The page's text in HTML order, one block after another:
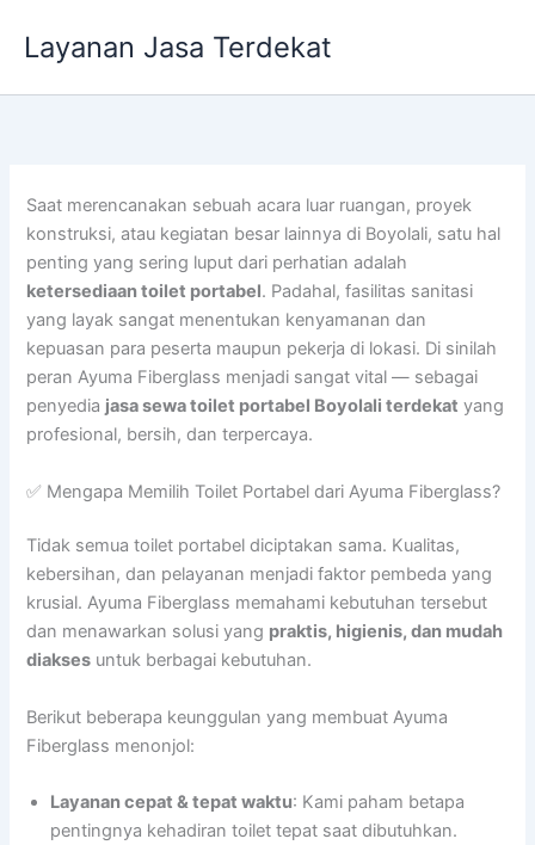
Layanan Jasa Terdekat
Saat merencanakan sebuah acara luar ruangan, proyek
konstruksi, atau kegiatan besar lainnya di Boyolali, satu hal
penting yang sering luput dari perhatian adalah
ketersediaan toilet portabel. Padahal, fasilitas sanitasi
yang layak sangat menentukan kenyamanan dan
kepuasan para peserta maupun pekerja di lokasi. Di sinilah
peran Ayuma Fiberglass menjadi sangat vital — sebagai
penyedia jasa sewa toilet portabel Boyolali terdekat yang
profesional, bersih, dan terpercaya.
✅ Mengapa Memilih Toilet Portabel dari Ayuma Fiberglass?
Tidak semua toilet portabel diciptakan sama. Kualitas,
kebersihan, dan pelayanan menjadi faktor pembeda yang
krusial. Ayuma Fiberglass memahami kebutuhan tersebut
dan menawarkan solusi yang praktis, higienis, dan mudah
diakses untuk berbagai kebutuhan.
Berikut beberapa keunggulan yang membuat Ayuma
Fiberglass menonjol:
Layanan cepat & tepat waktu: Kami paham betapa
pentingnya kehadiran toilet tepat saat dibutuhkan.